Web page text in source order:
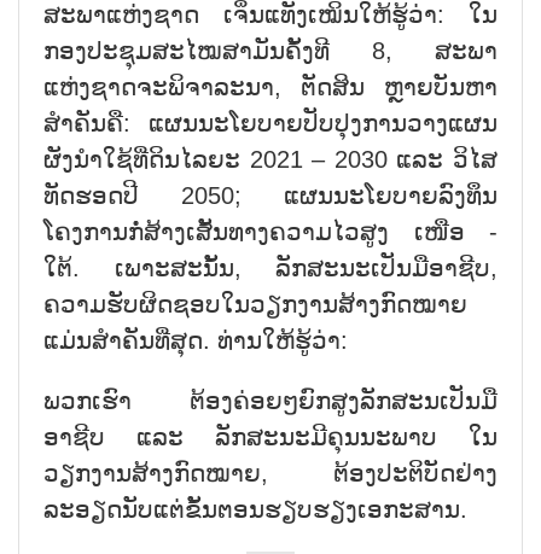
ສະພາແຫ່ງຊາດ ເຈິ່ນແທັງເໝິນໃຫ້ຮູ້ວ່າ: ໃນ
ກອງປະຊຸມສະໄໝສາມັນຄັ້ງທີ 8, ສະພາ
ແຫ່ງຊາດຈະພິຈາລະນາ, ຕັດສິນ ຫຼາຍບັນຫາ
ສຳຄັນຄື: ແຜນນະໂຍບາຍປັບປຸງການວາງແຜນ
ຜັງນຳໃຊ້ທີ່ດິນໄລຍະ 2021 – 2030 ແລະ ວິໄສ
ທັດຮອດປີ 2050; ແຜນນະໂຍບາຍລົງທຶນ
ໂຄງການກໍ່ສ້າງເສັ້ນທາງຄວາມໄວສູງ ເໜືອ -
ໃຕ້. ເພາະສະນັ້ນ, ລັກສະນະເປັນມືອາຊີບ,
ຄວາມຮັບຜິດຊອບໃນວຽກງານສ້າງກົດໝາຍ
ແມ່ນສຳຄັນທີ່ສຸດ. ທ່ານໃຫ້ຮູ້ວ່າ:
ພວກເຮົາ ຕ້ອງຄ່ອຍໆຍົກສູງລັກສະນເປັນມື
ອາຊີບ ແລະ ລັກສະນະມີຄຸນນະພາບ ໃນ
ວຽກງານສ້າງກົດໝາຍ, ຕ້ອງປະຕິບັດຢ່າງ
ລະອຽດນັບແຕ່ຂັ້ນຕອນຮຽບຮຽງເອກະສານ.